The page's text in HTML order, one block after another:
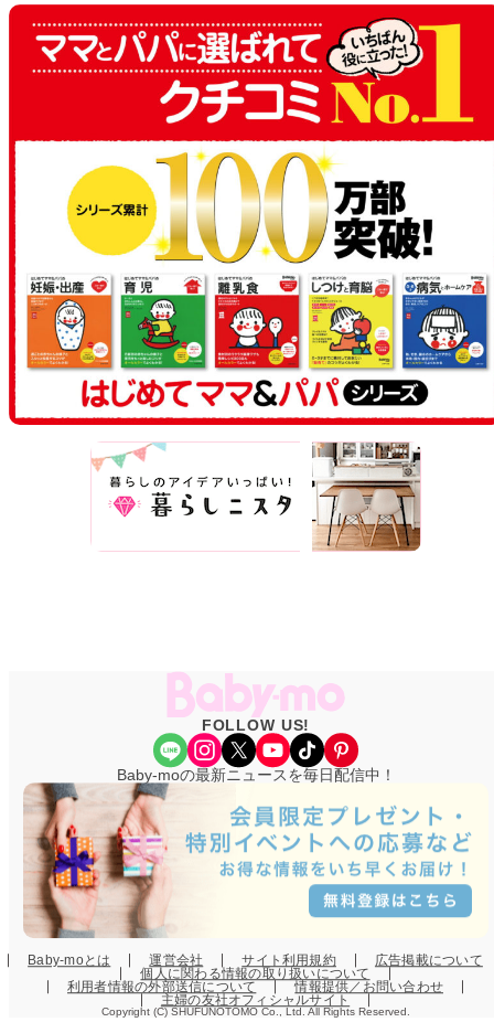
FOLLOW US!
Share Icon Instagram X YouTube TikTok Pinterest
Baby-moの最新ニュースを毎日配信中！
Baby-moとは 運営会社 サイト利用規約
広告掲載について
個人に関わる情報の取り扱いについて
利用者情報の外部送信について
情報提供／お問い合わせ
主婦の友社オフィシャルサイト
Copyright (C) SHUFUNOTOMO Co., Ltd. All Rights Reserved.